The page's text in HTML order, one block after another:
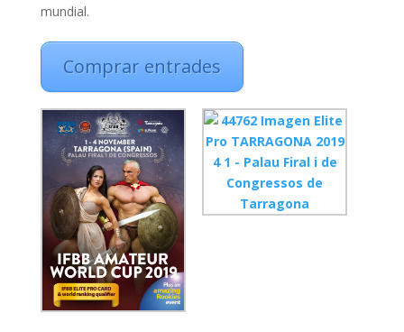
mundial.
Comprar entrades